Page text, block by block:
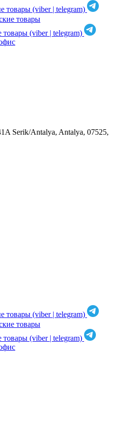
товары (viber | telegram)
товары
(viber | telegram)
Serik/Antalya, Antalya, 07525,
товары (viber | telegram)
товары
(viber | telegram)